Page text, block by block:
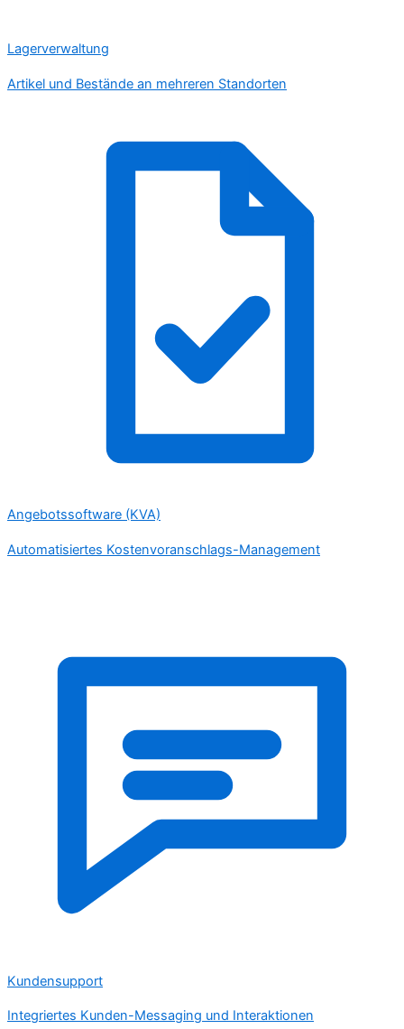
Lagerverwaltung
Artikel und Bestände an mehreren Standorten
Angebotssoftware (KVA)
Automatisiertes Kostenvoranschlags-Management
Kundensupport
Integriertes Kunden-Messaging und Interaktionen